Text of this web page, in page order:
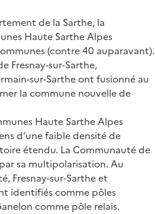
de la Sarthe, la
Haute Sarthe Alpes
(contre 40 auparavant).
Fresnay-sur-Sarthe,
sur-Sarthe ont fusionné au
la commune nouvelle de
Haute Sarthe Alpes
d’une faible densité de
étendu. La Communauté de
sa multipolarisation. Au
Fresnay-sur-Sarthe et
identifiés comme pôles
comme pôle relais.